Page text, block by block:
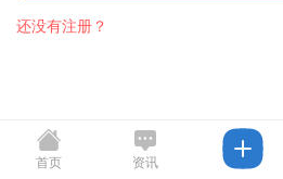
还没有注册？
首页 资讯